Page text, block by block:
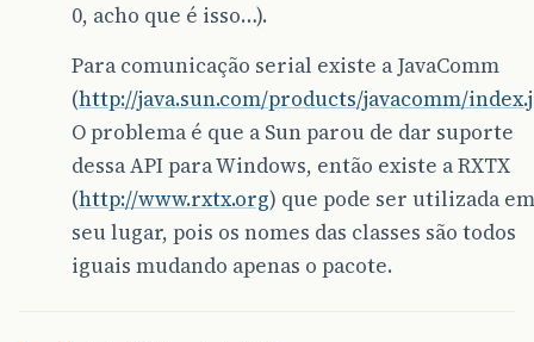
0, acho que é isso…).
Para comunicação serial existe a JavaComm
(http://java.sun.com/products/javacomm/
O problema é que a Sun parou de dar suporte
dessa API para Windows, então existe a RXTX
(http://www.rxtx.org) que pode ser utilizada em
seu lugar, pois os nomes das classes são todos
iguais mudando apenas o pacote.